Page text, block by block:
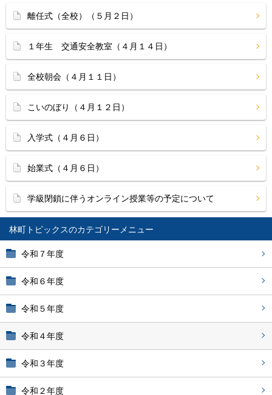
林町トピックス
令和７年度
令和６年度
令和５年度
令和４年度
令和３年度
令和２年度
離任式（全校）（５月２日）
１年生 交通安全教室（４月１４日）
全校朝会（４月１１日）
こいのぼり（４月１２日）
入学式（４月６日）
始業式（４月６日）
学級閉鎖に伴うオンライン授業等の予定について